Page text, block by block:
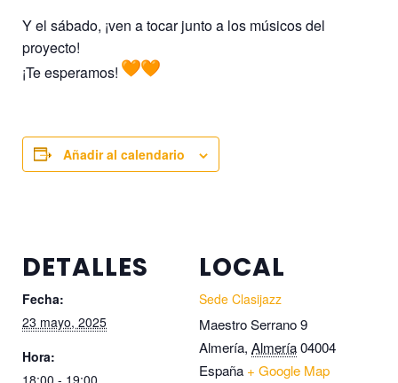
Y el sábado, ¡ven a tocar junto a los músicos del
proyecto!
¡Te esperamos!
Añadir al calendario
DETALLES
Fecha:
23 mayo, 2025
Hora:
18:00 - 19:00
LOCAL
Sede Clasijazz
Maestro Serrano 9
Almería, Almería04004
España + Google Map